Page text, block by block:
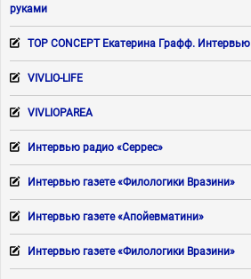
руками
TOP CONCEPT Екатерина Графф. Интервью
VIVLIO-LIFE
VIVLIOPAREA
Интервью радио «Серрес»
Интервью газете «Филологики Вразини»
Интервью газете «Апойевматини»
Интервью газете «Филологики Вразини»